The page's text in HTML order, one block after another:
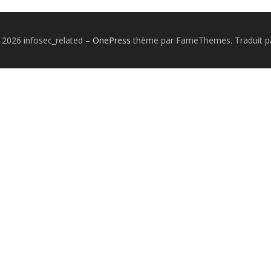
infosec_related – OnePress thème par FameThemes. Traduit